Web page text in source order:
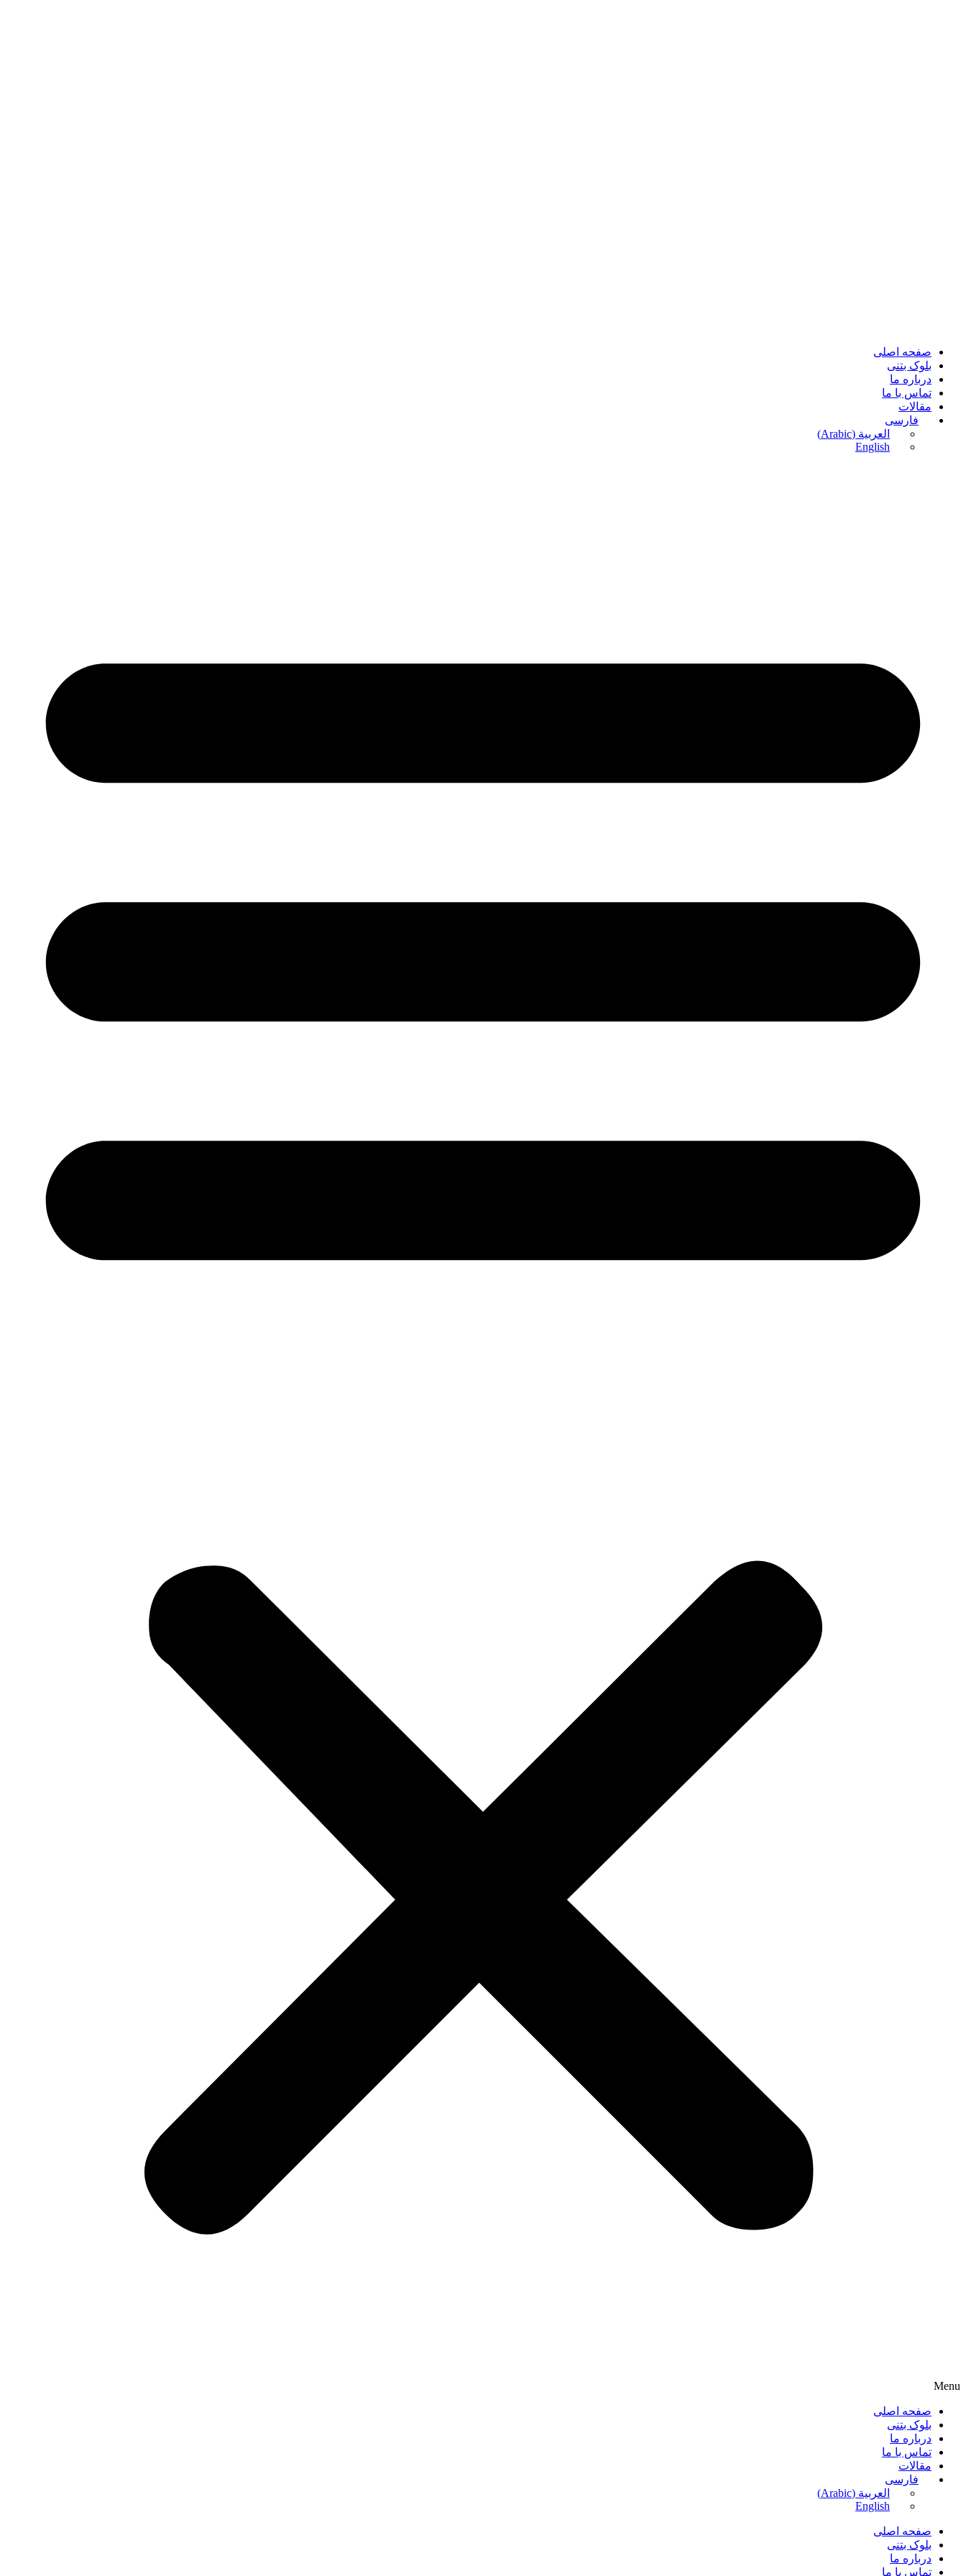
صفحه اصلی
بلوک بتنی
درباره ما
تماس با ما
مقالات
فارسی
العربية (
Arabic
)
English
Menu
صفحه اصلی
بلوک بتنی
درباره ما
تماس با ما
مقالات
فارسی
العربية (
Arabic
)
English
صفحه اصلی
بلوک بتنی
درباره ما
تماس با ما